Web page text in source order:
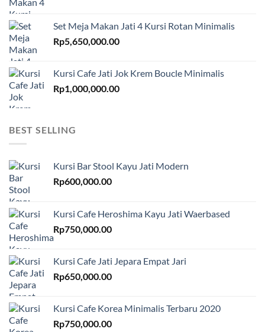
Set Meja Makan Jati 4 Kursi Rotan Minimalis
Rp5,650,000.00
Kursi Cafe Jati Jok Krem Boucle Minimalis
Rp1,000,000.00
BEST SELLING
Kursi Bar Stool Kayu Jati Modern
Rp600,000.00
Kursi Cafe Heroshima Kayu Jati Waerbased
Rp750,000.00
Kursi Cafe Jati Jepara Empat Jari
Rp650,000.00
Kursi Cafe Korea Minimalis Terbaru 2020
Rp750,000.00